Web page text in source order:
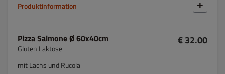
Produktinformation
Pizza Salmone Ø 60x40cm
Gluten Laktose
€ 32.00
mit Lachs und Rucola